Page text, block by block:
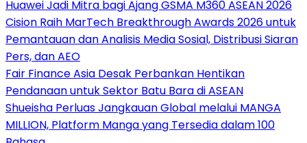
Huawei Jadi Mitra bagi Ajang GSMA M360 ASEAN 2026
Cision Raih MarTech Breakthrough Awards 2026 untuk
Pemantauan dan Analisis Media Sosial, Distribusi Siaran
Pers, dan AEO
Fair Finance Asia Desak Perbankan Hentikan
Pendanaan untuk Sektor Batu Bara di ASEAN
Shueisha Perluas Jangkauan Global melalui MANGA
MILLION, Platform Manga yang Tersedia dalam 100